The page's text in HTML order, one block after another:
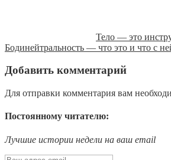
Тело — это
Бодинейтральность — что это и что с
Добавить комментарий
Для отправки комментария вам
Постоянному читателю:
Лучшие истории недели на ваш email